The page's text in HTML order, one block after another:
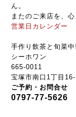
ん。
またのご来店を、
営業日カレンダー
手作り飲茶と旬菜中
シーホワン
665-0011
宝塚市南口1丁目
ご予約・お問合せ
0797-77-5626